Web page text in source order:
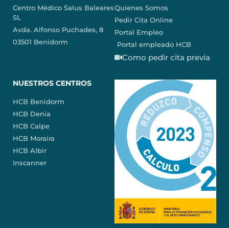
Centro Médico Salus Baleares
SL
Avda. Alfonso Puchades, 8
03501 Benidorm
Quienes Somos
Pedir Cita Online
Portal Empleo
Portal empleado HCB
Como pedir cita previa
NUESTROS CENTROS
HCB Benidorm
HCB Denia
HCB Calpe
HCB Moraira
HCB Albir
Inscanner